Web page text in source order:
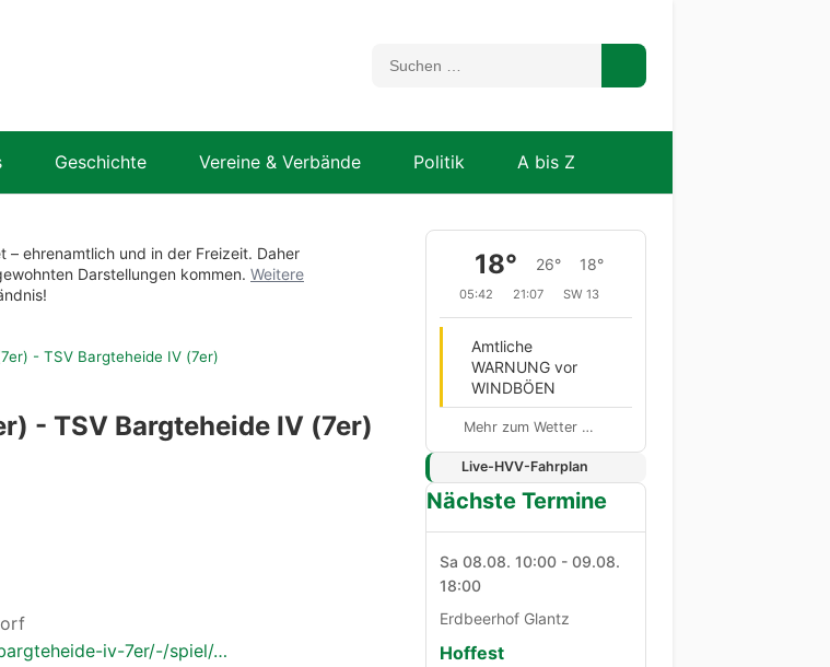
Geschichte Vereine & Verbände Politik A bis Z
ehrenamtlich und in der Freizeit. Daher
Darstellungen kommen. Weitere
- TSV Bargteheide IV (7er)
- TSV Bargteheide IV (7er)
iv-7er/-/spiel/…
18° 26° 18°
05:42 21:07 SW 13
Amtliche
WARNUNG vor
WINDBÖEN
Mehr zum Wetter …
Live-HVV-Fahrplan
Nächste Termine
Sa 08.08. 10:00 - 09.08.
18:00
Erdbeerhof Glantz
Hoffest